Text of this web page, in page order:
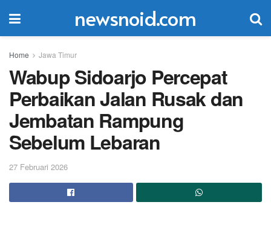
newsnoid.com
Home Jawa Timur
Wabup Sidoarjo Percepat
Perbaikan Jalan Rusak dan
Jembatan Rampung
Sebelum Lebaran
27 Februari 2026